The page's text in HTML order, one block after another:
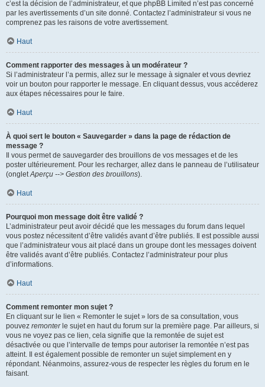
c’est la décision de l’administrateur, et que phpBB Limited n’est pas concerné
par les avertissements d’un site donné. Contactez l’administrateur si vous ne
comprenez pas les raisons de votre avertissement.
Haut
Comment rapporter des messages à un modérateur ?
Si l’administrateur l’a permis, allez sur le message à signaler et vous devriez
voir un bouton pour rapporter le message. En cliquant dessus, vous accéderez
aux étapes nécessaires pour le faire.
Haut
À quoi sert le bouton « Sauvegarder » dans la page de rédaction de
message ?
Il vous permet de sauvegarder des brouillons de vos messages et de les
poster ultérieurement. Pour les recharger, allez dans le panneau de l’utilisateur
(ongletAperçu --> Gestion des brouillons).
Haut
Pourquoi mon message doit être validé ?
L’administrateur peut avoir décidé que les messages du forum dans lequel
vous postez nécessitent d’être validés avant d’être publiés. Il est possible aussi
que l’administrateur vous ait placé dans un groupe dont les messages doivent
être validés avant d’être publiés. Contactez l’administrateur pour plus
d’informations.
Haut
Comment remonter mon sujet ?
En cliquant sur le lien « Remonter le sujet » lors de sa consultation, vous
pouvez remonterle sujet en haut du forum sur la première page. Par ailleurs, si
vous ne voyez pas ce lien, cela signifie que la remontée de sujet est
désactivée ou que l’intervalle de temps pour autoriser la remontée n’est pas
atteint. Il est également possible de remonter un sujet simplement en y
répondant. Néanmoins, assurez-vous de respecter les règles du forum en le
faisant.